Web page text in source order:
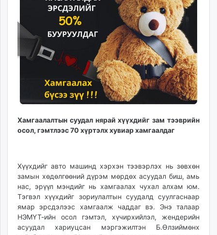
Хамгаалалтын суудал нярай хүүхдийг зам тээврийн
осол, гэмтлээс 70 хүртэлх хувиар хамгаалдаг
Хүүхдийг авто машинд хэрхэн тээвэрлэх нь зөвхөн
замын хөдөлгөөний дүрэм мөрдөх асуудал биш, амь
нас, эрүүл мэндийг нь хамгаалах чухал алхам юм.
Тэгвэл хүүхдийг зориулалтын суудалд суулгаснаар
ямар эрсдэлээс хамгаалж чаддаг вэ. Энэ талаар
НЭМҮТ-ийн осол гэмтэл, хүчирхийлэл, жендерийн
асуудал хариуцсан мэргэжилтэн Б.Өлзиймөнх